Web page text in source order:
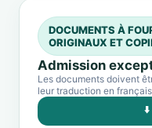
DOCUMENTS À
ORIGINAUX ET
Admission
Les documents doivent
leur traduction en
⬇️